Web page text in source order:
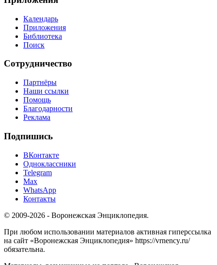
Календарь
Приложения
Библиотека
Поиск
Сотрудничество
Партнёры
Наши ссылки
Помощь
Благодарности
Реклама
Подпишись
ВКонтакте
Одноклассники
Telegram
Max
WhatsApp
Контакты
© 2009-2026 - Воронежская Энциклопедия.
При любом использовании материалов активная гиперссылка
на сайт «Воронежская Энциклопедия» https://vrnency.ru/
обязательна.